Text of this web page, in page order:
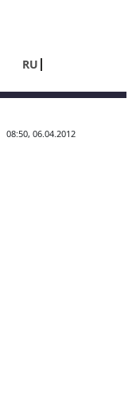
RU
08:50, 06.04.2012